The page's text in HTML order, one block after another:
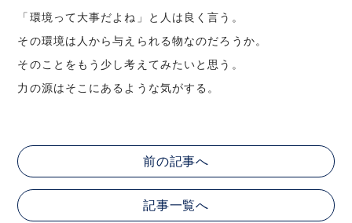
「環境って大事だよね」と人は良く言う。
その環境は人から与えられる物なのだろうか。
そのことをもう少し考えてみたいと思う。
力の源はそこにあるような気がする。
前の記事へ
記事一覧へ